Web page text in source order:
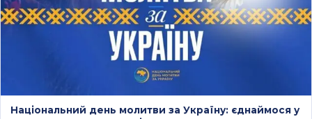
Національний день молитви за Україну: єднаймося у